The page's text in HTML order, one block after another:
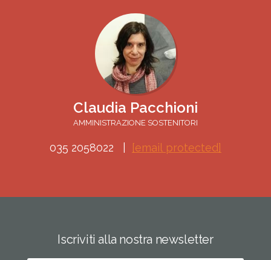
Claudia Pacchioni
AMMINISTRAZIONE SOSTENITORI
035 2058022 [email protected]
Iscriviti alla nostra newsletter